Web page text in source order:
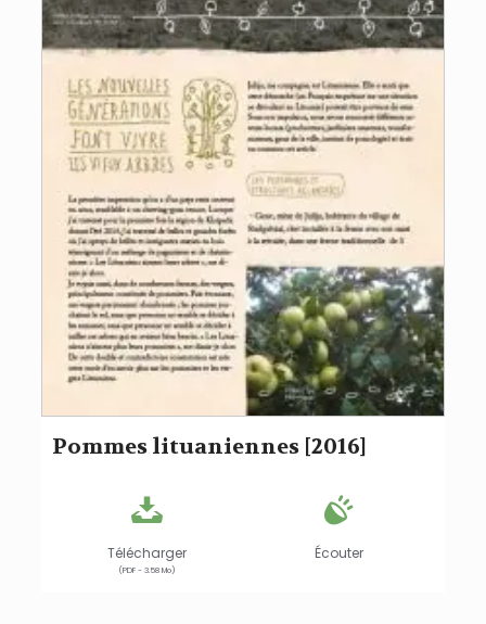
Pommes lituaniennes [2016]
Télécharger
(PDF - 3.58 Mo)
Écouter